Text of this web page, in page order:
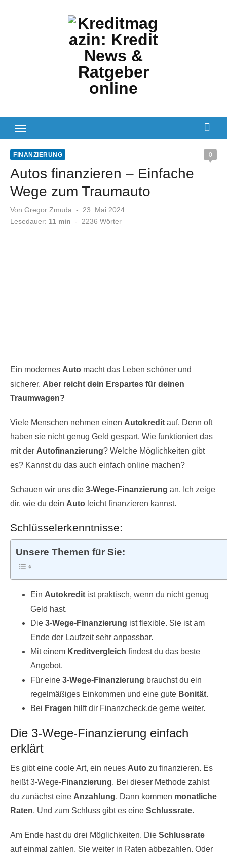
FINANZIERUNG 0
Autos finanzieren – Einfache
Wege zum Traumauto
Von Gregor Zmuda
Veröffentlicht
am
23. Mai 2024
Lesedauer: 11 min - 2236 Wörter
Ein modernes Auto macht das Leben schöner und
sicherer. Aber reicht dein Erspartes für deinen
Traumwagen?
Viele Menschen nehmen einen Autokredit auf. Denn oft
haben sie nicht genug Geld gespart. Wie funktioniert das
mit der Autofinanzierung? Welche Möglichkeiten gibt
es? Kannst du das auch einfach online machen?
Schauen wir uns die 3-Wege-Finanzierung an. Ich zeige
dir, wie du dein Auto leicht finanzieren kannst.
Schlüsselerkenntnisse:
Unsere Themen für Sie:
Ein Autokredit ist praktisch, wenn du nicht genug
Geld hast.
Die 3-Wege-Finanzierung ist flexible. Sie ist am
Ende der Laufzeit sehr anpassbar.
Mit einem Kreditvergleich findest du das beste
Angebot.
Für eine 3-Wege-Finanzierung brauchst du ein
regelmäßiges Einkommen und eine gute Bonität.
Bei Fragen hilft dir Finanzcheck.de gerne weiter.
Die 3-Wege-Finanzierung einfach
erklärt
Es gibt eine coole Art, ein neues Auto zu finanzieren. Es
heißt 3-Wege-Finanzierung. Bei dieser Methode zahlst
du zunächst eine Anzahlung. Dann kommen monatliche
Raten. Und zum Schluss gibt es eine Schlussrate.
Am Ende hast du drei Möglichkeiten. Die Schlussrate
auf einmal zahlen. Sie weiter in Raten abbezahlen. Oder